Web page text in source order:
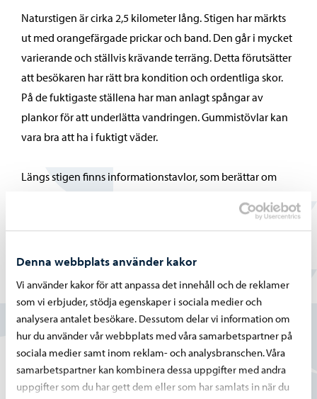
Denna webbplats använder kakor
Vi använder kakor för att anpassa det innehåll och de reklamer
som vi erbjuder, stödja egenskaper i sociala medier och
analysera antalet besökare. Dessutom delar vi information om
hur du använder vår webbplats med våra samarbetspartner på
sociala medier samt inom reklam- och analysbranschen. Våra
samarbetspartner kan kombinera dessa uppgifter med andra
uppgifter som du har gett dem eller som har samlats in när du
Naturstigen är cirka 2,5 kilometer lång. Stigen har märkts
ut med orangefärgade prickar och band. Den går i mycket
varierande och ställvis krävande terräng. Detta förutsätter
att besökaren har rätt bra kondition och ordentliga skor.
På de fuktigaste ställena har man anlagt spångar av
plankor för att underlätta vandringen. Gummistövlar kan
vara bra att ha i fuktigt väder.
Längs stigen finns informationstavlor, som berättar om
Hittade du vad du sökte?
Delvis
Nej